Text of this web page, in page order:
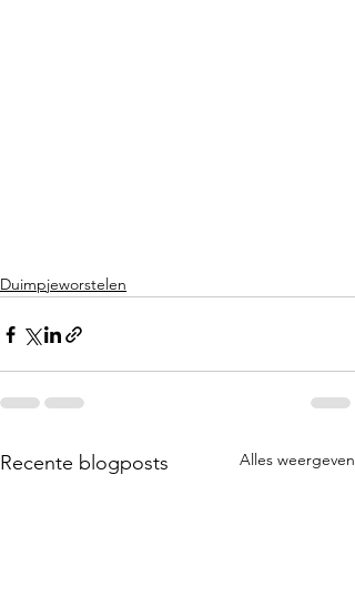
Duimpjeworstelen
Recente blogposts Alles weergeven